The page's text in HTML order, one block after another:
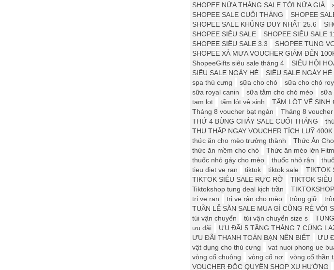
SHOPEE NỬA THÁNG SALE TỚI NỬA GIÁ
SHOPEE SALE CUỐI THÁNG
SHOPEE
SHOPEE SALE KHỦNG DUY NHẤT 25.6
SHOPEE SIÊU SALE
SHOPEE SIÊU SALE
SHOPEE SIÊU SALE 3.3
SHOPEE TUNG
SHOPEE XẢ MƯA VOUCHER GIẢM ĐẾN
ShopeeGifts siêu sale tháng 4
SIÊU HỘI
SIÊU SALE NGÀY HÈ
SIÊU SALE NGÀY
spa thú cưng
sữa cho chó sữa cho chó
sữa royal canin
sữa tắm cho chó mèo sữa
tam lot
tấm lót vệ sinh TẤM LÓT VỆ SINH
Tháng 8 voucher bạt ngàn
Tháng 8
THỨ 4 BÙNG CHÁY SALE CUỐI THÁNG
THU THẬP NGAY VOUCHER TÍCH LUỸ
thức ăn cho mèo trưởng thành
Thức Ăn
thức ăn mềm cho chó
Thức ăn mèo lớn
thuốc nhỏ gáy cho mèo
thuốc nhỏ rận
tieu diet ve ran
tiktok tiktok sale TIKTOK
TIKTOK SIÊU SALE RỰC RỠ
TIKTOK
Tiktokshop tung deal kịch trần
tri ve ran
trị ve rận cho mèo trông giữ
TUẦN LỄ SĂN SALE MUA GÌ CŨNG RẺ VỚI
túi vận chuyển
túi vận chuyển size s
ưu đãi
ƯU ĐÃI 5 TẦNG THÁNG 7 CÙNG
ƯU ĐÃI THANH TOÁN BẠN NÊN BIẾT
ƯU
vật dụng cho thú cưng
vat nuoi phong ue
vòng cổ chuông
vòng cổ nơ vòng cổ thần
VOUCHER ĐỘC QUYỀN SHOP XU HƯỚNG